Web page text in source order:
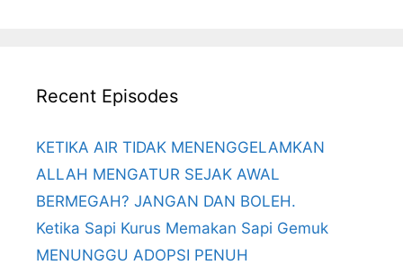
Recent Episodes
KETIKA AIR TIDAK MENENGGELAMKAN
ALLAH MENGATUR SEJAK AWAL
BERMEGAH? JANGAN DAN BOLEH.
Ketika Sapi Kurus Memakan Sapi Gemuk
MENUNGGU ADOPSI PENUH